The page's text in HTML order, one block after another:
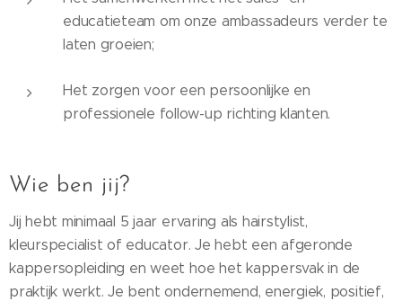
educatieteam om onze ambassadeurs verder te
laten groeien;
Het zorgen voor een persoonlijke en
professionele follow-up richting klanten.
Wie ben jij?
Jij hebt minimaal 5 jaar ervaring als hairstylist,
kleurspecialist of educator. Je hebt een afgeronde
kappersopleiding en weet hoe het kappersvak in de
praktijk werkt. Je bent ondernemend, energiek, positief,